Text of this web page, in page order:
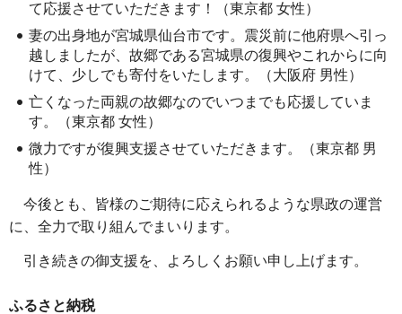
て応援させていただきます！（東京都 女性）
妻の出身地が宮城県仙台市です。震災前に他府県へ引っ
越しましたが、故郷である宮城県の復興やこれからに向
けて、少しでも寄付をいたします。（大阪府 男性）
亡くなった両親の故郷なのでいつまでも応援していま
す。（東京都 女性）
微力ですが復興支援させていただきます。（東京都 男
性）
今後とも、皆様のご期待に応えられるような県政の運営
に、全力で取り組んでまいります。
引き続きの御支援を、よろしくお願い申し上げます。
ふるさと納税